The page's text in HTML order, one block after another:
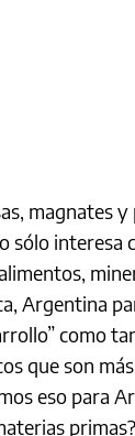
magnates
sólo interesa
Argentina
como
que son
eso para
primas?